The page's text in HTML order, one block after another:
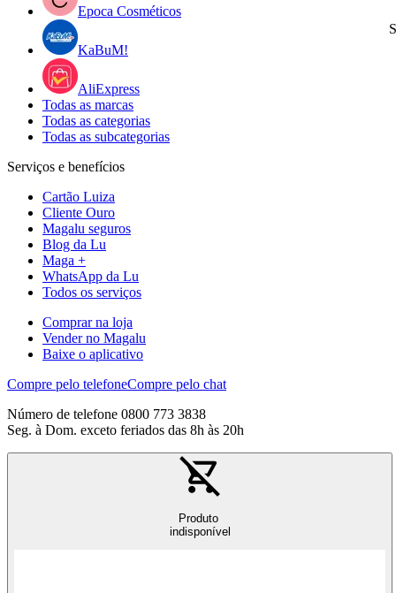
Epoca Cosméticos
KaBuM!
AliExpress
Todas as marcas
Todas as categorias
Todas as subcategorias
Serviços e benefícios
Cartão Luiza
Cliente Ouro
Magalu seguros
Blog da Lu
Maga +
WhatsApp da Lu
Todos os serviços
Comprar na loja
Vender no Magalu
Baixe o aplicativo
Compre pelo telefoneCompre pelo chat
Número de telefone 0800 773 3838
Seg. à Dom. exceto feriados das 8h às 20h
Produto
indisponível